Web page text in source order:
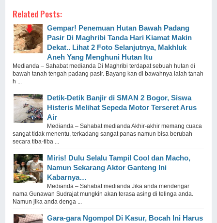
Related Posts:
Gempar! Penemuan Hutan Bawah Padang
Pasir Di Maghribi Tanda Hari Kiamat Makin
Dekat.. Lihat 2 Foto Selanjutnya, Makhluk
Aneh Yang Menghuni Hutan Itu
Medianda – Sahabat medianda Di Maghribi terdapat sebuah hutan di
bawah tanah tengah padang pasir. Bayang kan di bawahnya ialah tanah
h ...
Detik-Detik Banjir di SMAN 2 Bogor, Siswa
Histeris Melihat Sepeda Motor Terseret Arus
Air
Medianda – Sahabat medianda Akhir-akhir memang cuaca
sangat tidak menentu, terkadang sangat panas namun bisa berubah
secara tiba-tiba ...
Miris! Dulu Selalu Tampil Cool dan Macho,
Namun Sekarang Aktor Ganteng Ini
Kabarnya…
Medianda – Sahabat medianda Jika anda mendengar
nama Gunawan Sudrajat mungkin akan terasa asing di telinga anda.
Namun jika anda denga ...
Gara-gara Ngompol Di Kasur, Bocah Ini Harus